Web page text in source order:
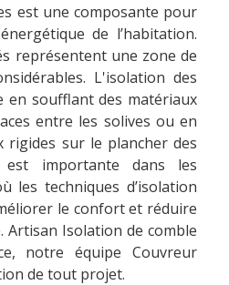
est une composante pour
de l’habitation.
représentent une zone de
L'isolation des
en soufflant des matériaux
entre les solives ou en
rigides sur le plancher des
est importante dans les
les techniques d’isolation
le confort et réduire
Artisan Isolation de comble
notre équipe Couvreur
de tout projet.